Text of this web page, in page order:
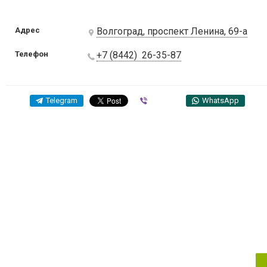
Адрес Волгоград, проспект Ленина, 69-а
Телефон +7 (8442) 26-35-87
Telegram WhatsApp